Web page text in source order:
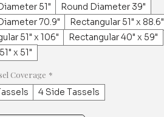
51"
Round Diameter 39"
70.9"
Rectangular 51" x 88.6"
51" x 106"
Rectangular 40" x 59"
x 51"
Coverage *
4 Side Tassels